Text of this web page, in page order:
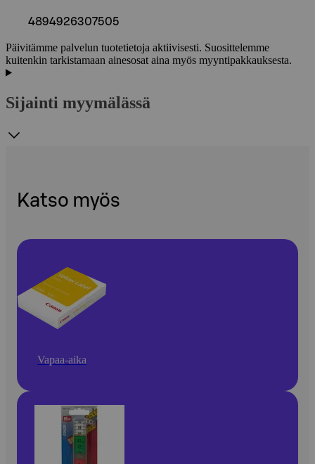
4894926307505
Päivitämme palvelun tuotetietoja aktiivisesti. Suosittelemme
kuitenkin tarkistamaan ainesosat aina myös myyntipakkauksesta.
Sijainti myymälässä
Katso myös
Vapaa-aika